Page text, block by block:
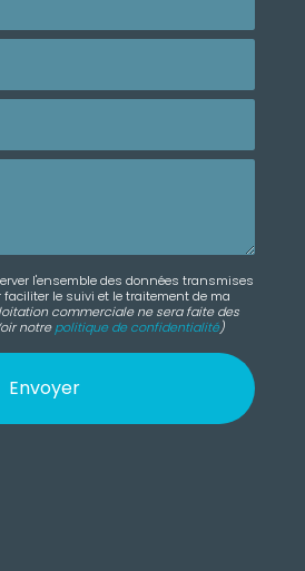
l'ensemble des données transmises
le suivi et le traitement de ma
commerciale ne sera faite des
notrepolitique de confidentialité)